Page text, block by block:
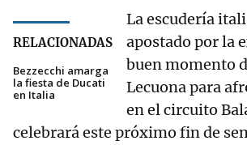
RELACIONADAS
Bezzecchi amarga
la fiesta de Ducati
en Italia
La escudería
apostado por la
buen momento
Lecuona para
en el circuito
celebrará este próximo fin de